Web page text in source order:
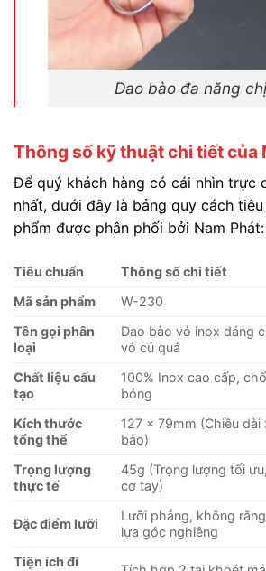
Dao bào đa năng
Thông số kỹ thuật chi tiết
Để quý khách hàng có cái nhìn trực
nhất, dưới đây là bảng quy cách
phẩm được phân phối bởi Nam Phát:
Tiêu chuẩn
Thông số chi tiết
Mã sản phẩm
W-230
Tên gọi phân
loại
Dao bào vỏ inox dáng
vỏ củ quả
Chất liệu cấu
tạo
100% Inox cao cấp,
bóng
Kích thước
tổng thể
127 x 79mm (Chiều dài
bào)
Trọng lượng
thực tế
45g (Trọng lượng tối
cơ tay)
Đặc điểm lưỡi
Lưỡi phẳng, không
lựa góc nghiêng
Tiện ích đi